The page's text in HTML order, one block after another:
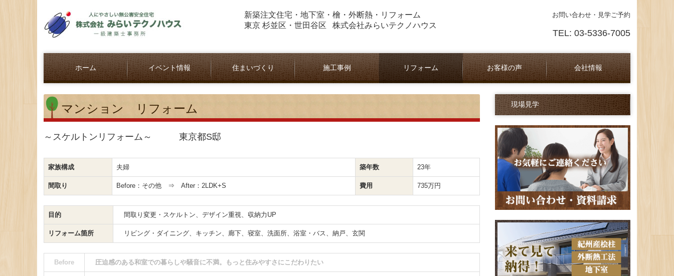
新築注文住宅・地下室・檜・外断熱・ リフォーム
東京 杉並区・世田谷区 株式会社みらいテクノハウス
お問い合わせ・見学ご予約
TEL: 03-5336-7005
ホーム イベント情報 住まいづくり
地下室のある家
紀州桧の健康住宅
外断熱換気工法
施工の流れ
施工事例 リフォーム
マンション リフォーム
お客様の声 会社情報
採用情報
ネットワーク
お問合せ
参考画像
マンション リフォーム
～スケルトンリフォーム～ 東京都S邸
家族構成 夫婦 築年数 23年
間取り Before：その他 ⇒ After：2LDK+S 費用 735万円
目的 間取り変更・スケルトン、デザイン重視、収納力UP
リフォーム箇所 リビング・ダイニング、キッチン、廊下、寝室、洗面所、浴室・バス、納戸、玄関
Before 圧迫感のある和室での暮らしや騒音に不満。もっと住みやすさにこだわりたい
現場見学